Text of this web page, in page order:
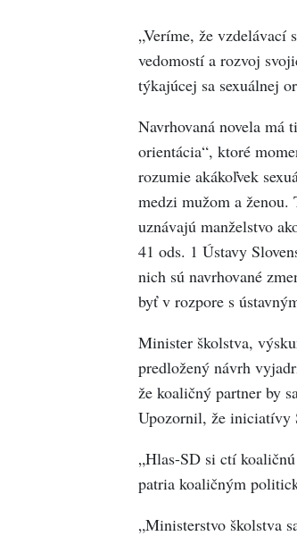
„Veríme, že vzdelávací
vedomostí a rozvoj
týkajúcej sa sexuálnej
Navrhovaná novela má
orientácia“, ktoré
rozumie akákoľvek
medzi mužom a ženou.
uznávajú manželstvo
41 ods. 1 Ústavy
nich sú navrhované
byť v rozpore s
Minister školstva,
predložený návrh
že koaličný partner by
Upozornil, že iniciatívy
„Hlas-SD si ctí
patria koaličným
„Ministerstvo školstva